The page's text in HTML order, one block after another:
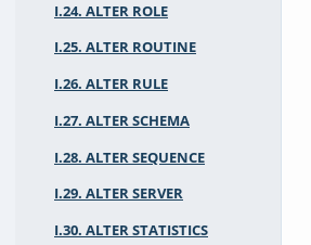
I.24. ALTER ROLE
I.25. ALTER ROUTINE
I.26. ALTER RULE
I.27. ALTER SCHEMA
I.28. ALTER SEQUENCE
I.29. ALTER SERVER
I.30. ALTER STATISTICS